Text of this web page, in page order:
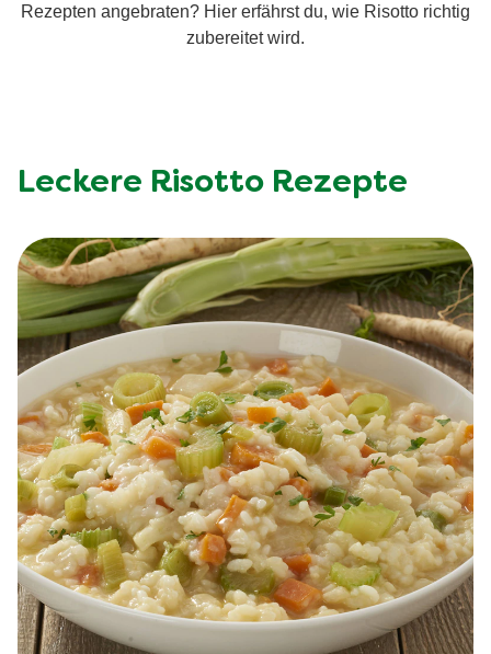
Rezepten angebraten? Hier erfährst du, wie Risotto richtig
zubereitet wird.
Leckere Risotto Rezepte